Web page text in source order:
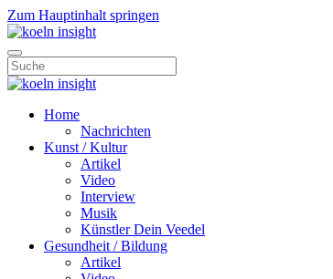
Zum Hauptinhalt springen
Home
Nachrichten
Kunst / Kultur
Artikel
Video
Interview
Musik
Künstler Dein Veedel
Gesundheit / Bildung
Artikel